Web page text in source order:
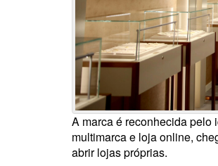
A marca é reconhecida pelo
multimarca e loja online,
abrir lojas próprias.